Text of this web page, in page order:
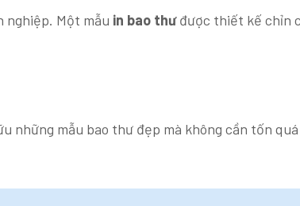
nghiệp. Một mẫu in bao thưđược thiết kế chỉn
những mẫu bao thư đẹp mà không cần tốn